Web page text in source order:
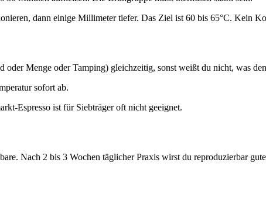
dann einige Millimeter tiefer. Das Ziel ist 60 bis 65°C. Kein
Menge oder Tamping) gleichzeitig, sonst weißt du nicht, was
sofort ab.
Espresso ist für Siebträger oft nicht geeignet.
Nach 2 bis 3 Wochen täglicher Praxis wirst du reproduzierbar